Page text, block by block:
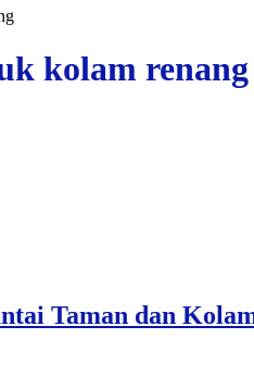
kolam renang
Taman dan